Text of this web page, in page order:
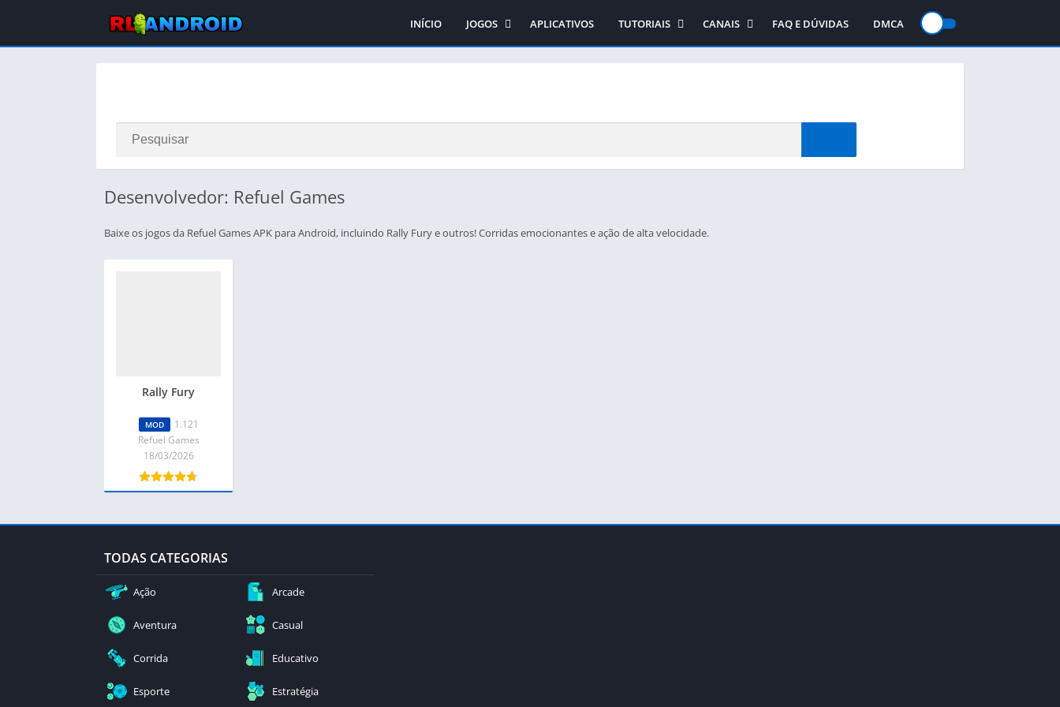
INÍCIO
JOGOS
Ação
Casual
Educativo
RPG
APLICATIVOS
TUTORIAIS
Como obter os jogos
CANAIS
Canal no WhatsApp
FAQ E DÚVIDAS DMCA
Desenvolvedor: Refuel Games
Baixe os jogos da Refuel Games APK para Android, incluindo Rally Fury e outros! Corridas emocionantes e ação de alta velocidade.
Rally Fury
MOD
1.121
Refuel Games
18/03/2026
TODAS CATEGORIAS
Ação Arcade
Aventura Casual
Corrida Educativo
Esporte Estratégia